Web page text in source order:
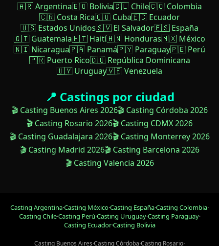
🇦🇷 Argentina🇧🇴 Bolivia🇨🇱 Chile🇨🇴 Colombia
🇨🇷 Costa Rica🇨🇺 Cuba🇪🇨 Ecuador
🇺🇸 Estados Unidos🇸🇻 El Salvador🇪🇸 España
🇬🇹 Guatemala🇭🇹 Haití🇭🇳 Honduras🇲🇽 México
🇳🇮 Nicaragua🇵🇦 Panamá🇵🇾 Paraguay🇵🇪 Perú
🇵🇷 Puerto Rico🇩🇴 República Dominicana
🇺🇾 Uruguay🇻🇪 Venezuela
📍 Castings por ciudad
🎬 Casting Buenos Aires 2026🎬 Casting Córdoba 2026
🎬 Casting Rosario 2026🎬 Casting CDMX 2026
🎬 Casting Guadalajara 2026🎬 Casting Monterrey 2026
🎬 Casting Madrid 2026🎬 Casting Barcelona 2026
🎬 Casting Valencia 2026
Casting Argentina·Casting México·Casting España·Casting Colombia·
Casting Chile·Casting Perú·Casting Uruguay·Casting Paraguay·
Casting Ecuador·Casting Bolivia
Casting Buenos Aires·Casting Córdoba·Casting Rosario·